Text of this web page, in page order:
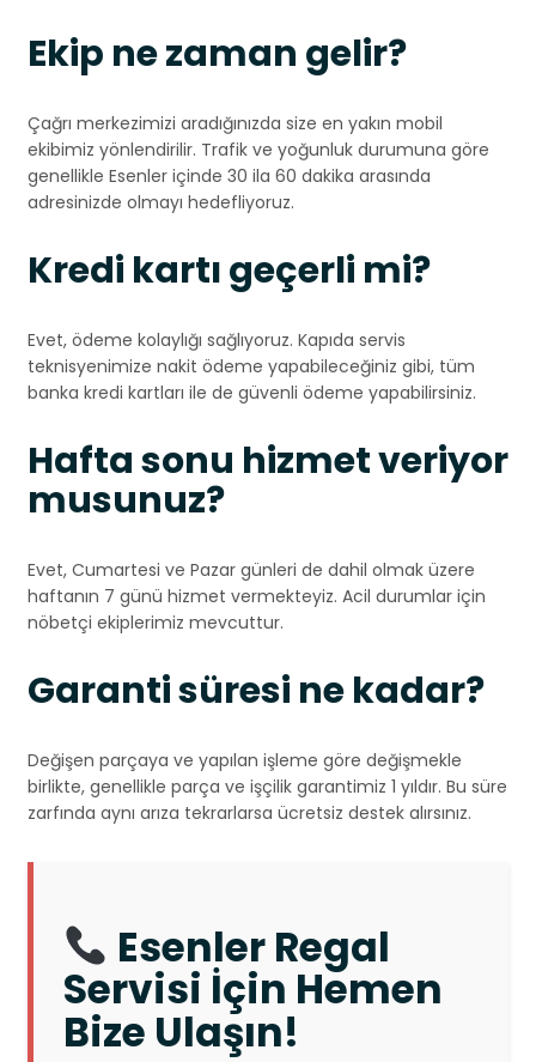
Ekip ne zaman gelir?
Çağrı merkezimizi aradığınızda size en yakın mobil
ekibimiz yönlendirilir. Trafik ve yoğunluk durumuna göre
genellikle Esenler içinde 30 ila 60 dakika arasında
adresinizde olmayı hedefliyoruz.
Kredi kartı geçerli mi?
Evet, ödeme kolaylığı sağlıyoruz. Kapıda servis
teknisyenimize nakit ödeme yapabileceğiniz gibi, tüm
banka kredi kartları ile de güvenli ödeme yapabilirsiniz.
Hafta sonu hizmet veriyor
musunuz?
Evet, Cumartesi ve Pazar günleri de dahil olmak üzere
haftanın 7 günü hizmet vermekteyiz. Acil durumlar için
nöbetçi ekiplerimiz mevcuttur.
Garanti süresi ne kadar?
Değişen parçaya ve yapılan işleme göre değişmekle
birlikte, genellikle parça ve işçilik garantimiz 1 yıldır. Bu süre
zarfında aynı arıza tekrarlarsa ücretsiz destek alırsınız.
Esenler Regal
Servisi İçin Hemen
Bize Ulaşın!